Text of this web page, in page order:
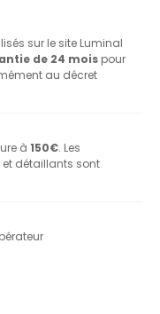
sur le site Luminal
de 24 mois pour
au décret
à 150€. Les
détaillants sont